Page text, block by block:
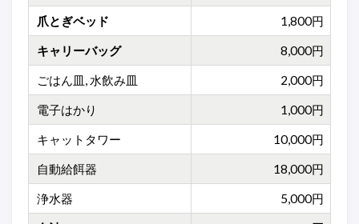
爪とぎベッド 1,800円
キャリーバッグ 8,000円
ごはん皿, 水飲み皿 2,000円
電子はかり 1,000円
キャットタワー 10,000円
自動給餌器 18,000円
浄水器 5,000円